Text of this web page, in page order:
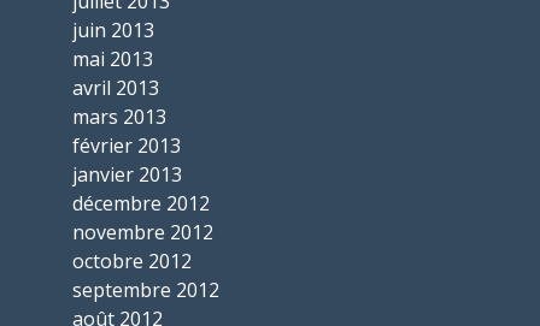
juin 2013
mai 2013
avril 2013
mars 2013
février 2013
janvier 2013
décembre 2012
novembre 2012
octobre 2012
septembre 2012
août 2012